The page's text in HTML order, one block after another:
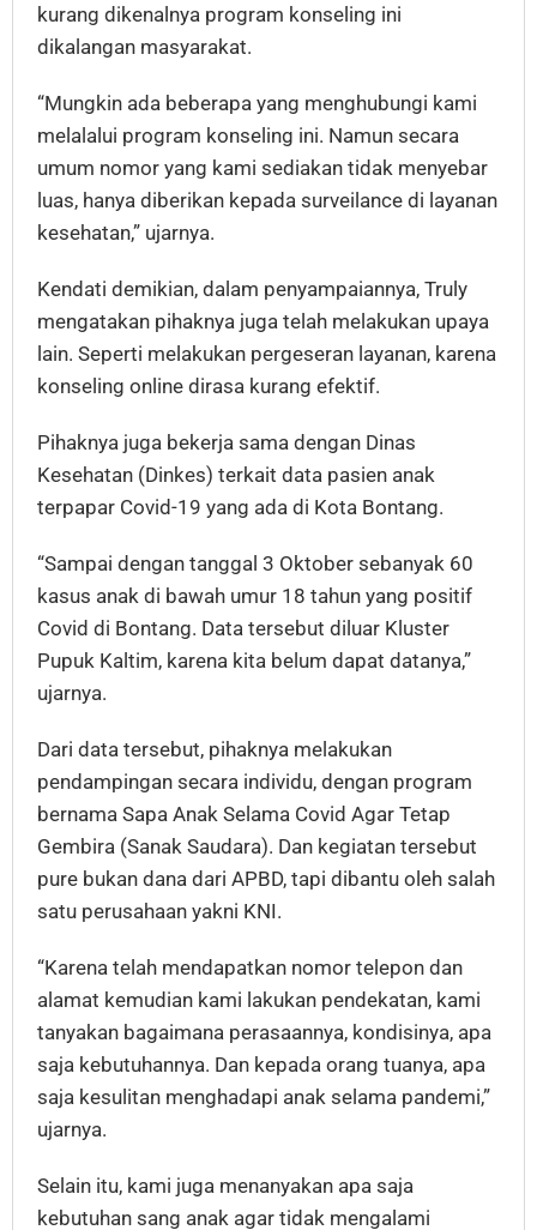
kurang dikenalnya program konseling ini
dikalangan masyarakat.
“Mungkin ada beberapa yang menghubungi kami
melalalui program konseling ini. Namun secara
umum nomor yang kami sediakan tidak menyebar
luas, hanya diberikan kepada surveilance di layanan
kesehatan,” ujarnya.
Kendati demikian, dalam penyampaiannya, Truly
mengatakan pihaknya juga telah melakukan upaya
lain. Seperti melakukan pergeseran layanan, karena
konseling online dirasa kurang efektif.
Pihaknya juga bekerja sama dengan Dinas
Kesehatan (Dinkes) terkait data pasien anak
terpapar Covid-19 yang ada di Kota Bontang.
“Sampai dengan tanggal 3 Oktober sebanyak 60
kasus anak di bawah umur 18 tahun yang positif
Covid di Bontang. Data tersebut diluar Kluster
Pupuk Kaltim, karena kita belum dapat datanya,”
ujarnya.
Dari data tersebut, pihaknya melakukan
pendampingan secara individu, dengan program
bernama Sapa Anak Selama Covid Agar Tetap
Gembira (Sanak Saudara). Dan kegiatan tersebut
pure bukan dana dari APBD, tapi dibantu oleh salah
satu perusahaan yakni KNI.
“Karena telah mendapatkan nomor telepon dan
alamat kemudian kami lakukan pendekatan, kami
tanyakan bagaimana perasaannya, kondisinya, apa
saja kebutuhannya. Dan kepada orang tuanya, apa
saja kesulitan menghadapi anak selama pandemi,”
ujarnya.
Selain itu, kami juga menanyakan apa saja
kebutuhan sang anak agar tidak mengalami